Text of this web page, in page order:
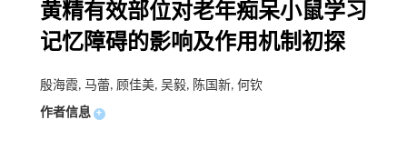
黄精有效部位对老年痴呆小鼠学习
记忆障碍的影响及作用机制初探
殷海霞, 马蕾, 顾佳美, 吴毅, 陈国新, 何钦
作者信息 +